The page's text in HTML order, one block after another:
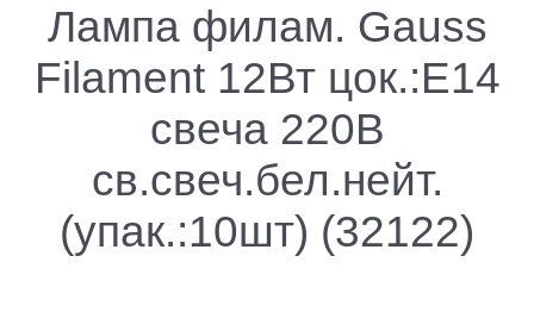
Лампа филам. Gauss
Filament 12Вт цок.:E14
свеча 220B
св.свеч.бел.нейт.
(упак.:10шт) (32122)